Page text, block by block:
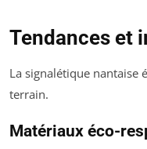
Tendances et
La signalétique nantaise
terrain.
Matériaux éco-